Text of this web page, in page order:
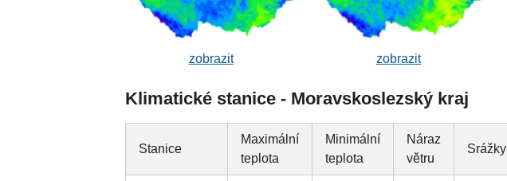
zobrazit zobrazit
Klimatické stanice - Moravskoslezský kraj
Stanice
Maximální
teplota
Minimální
teplota
Náraz
větru
Srážky